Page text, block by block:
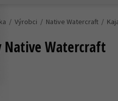
Výrobci Native Watercraft
Native Watercraft